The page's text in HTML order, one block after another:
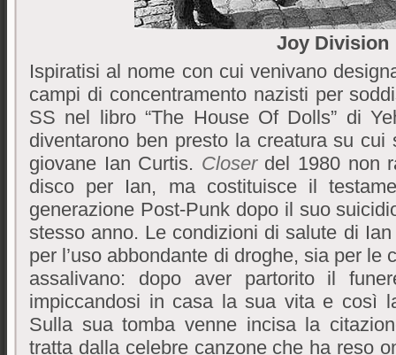
Joy Division
Ispiratisi al nome con cui venivano
campi di concentramento nazisti per
SS nel libro “The House Of Dolls” di
diventarono ben presto la creatura su cui
giovane Ian Curtis. Closerdel 1980 non
disco per Ian, ma costituisce il
generazione Post-Punk dopo il suo
stesso anno. Le condizioni di salute di
per l’uso abbondante di droghe, sia per le
assalivano: dopo aver partorito il
impiccandosi in casa la sua vita e così
Sulla sua tomba venne incisa la
tratta dalla celebre canzone che ha reso